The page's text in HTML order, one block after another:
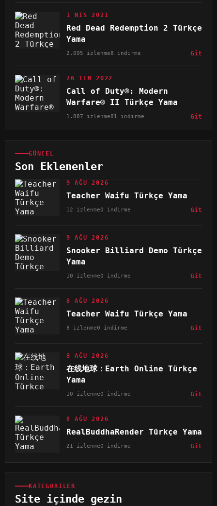
1 NIS 2021
Red Dead Redemption 2 Türkçe
Yama
2.095 izlenme8 indirme Git
26 TEM 2022
Call of Duty®: Modern
Warfare® II Türkçe Yama
1.887 izlenme81 indirme Git
GÜNCEL
Son Eklenenler
9 AĞU 2026
Teacher Waifu Türkçe Yama
12 izlenme0 indirme Git
9 AĞU 2026
Snooker Billiard Demo Türkçe
Yama
10 izlenme0 indirme Git
8 AĞU 2026
Teacher Waifu Türkçe Yama
8 izlenme0 indirme Git
8 AĞU 2026
在线地球：Earth Online Türkçe
Yama
10 izlenme0 indirme Git
8 AĞU 2026
RealBuddhaRender Türkçe Yama
21 izlenme0 indirme Git
KATEGORILER
Site içinde gezin